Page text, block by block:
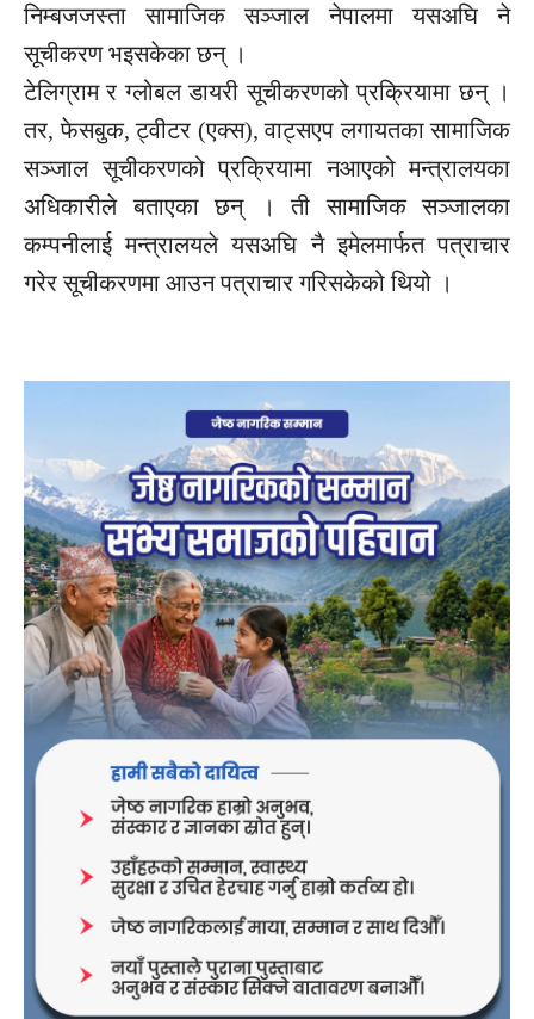
निम्बजजस्ता सामाजिक सञ्जाल नेपालमा यसअघि ने
सूचीकरण भइसकेका छन् ।
टेलिग्राम र ग्लोबल डायरी सूचीकरणको प्रक्रियामा छन् ।
तर, फेसबुक, ट्वीटर (एक्स), वाट्सएप लगायतका सामाजिक
सञ्जाल सूचीकरणको प्रक्रियामा नआएको मन्त्रालयका
अधिकारीले बताएका छन् । ती सामाजिक सञ्जालका
कम्पनीलाई मन्त्रालयले यसअघि नै इमेलमार्फत पत्राचार
गरेर सूचीकरणमा आउन पत्राचार गरिसकेको थियो ।